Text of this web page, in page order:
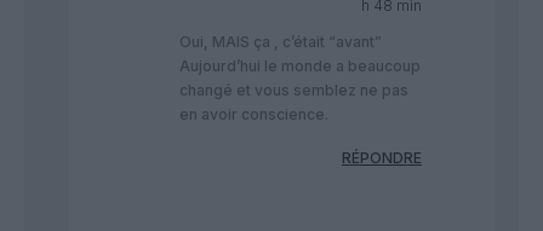
h 48 min
Oui, MAIS ça , c’était “avant”
Aujourd’hui le monde a beaucoup
changé et vous semblez ne pas
en avoir conscience.
RÉPONDRE